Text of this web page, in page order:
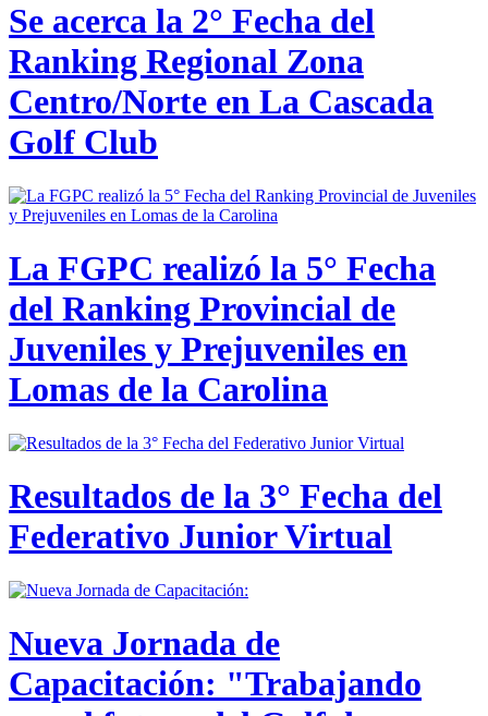
Se acerca la 2° Fecha del
Ranking Regional Zona
Centro/Norte en La Cascada
Golf Club
La FGPC realizó la 5° Fecha
del Ranking Provincial de
Juveniles y Prejuveniles en
Lomas de la Carolina
Resultados de la 3° Fecha del
Federativo Junior Virtual
Nueva Jornada de
Capacitación: "Trabajando